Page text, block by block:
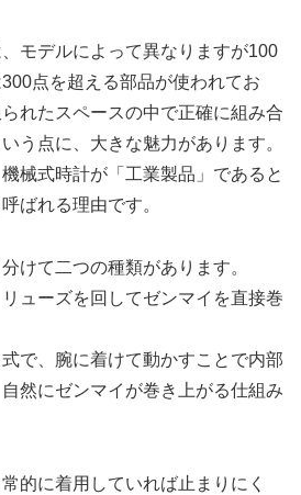
モデルによって異なりますが100
点を超える部品が使われてお
れたスペースの中で正確に組み合
う点に、大きな魅力があります。
械式時計が「工業製品」であると
ばれる理由です。
けて二つの種類があります。
ューズを回してゼンマイを直接巻
で、腕に着けて動かすことで内部
然にゼンマイが巻き上がる仕組み
的に着用していれば止まりにく